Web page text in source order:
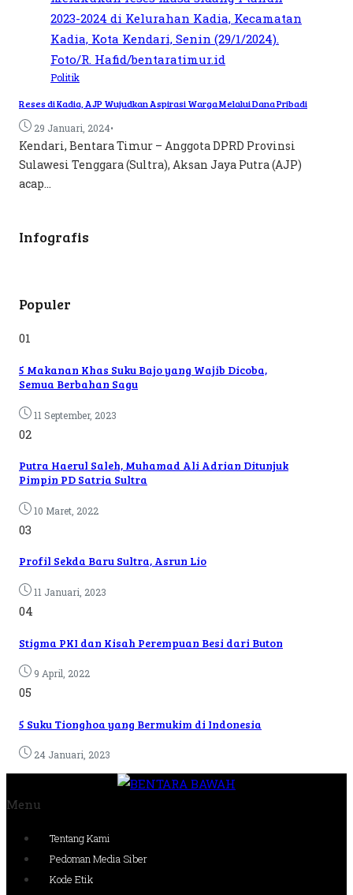
Politik
Reses di Kadia, AJP Wujudkan Aspirasi Warga Melalui Dana Pribadi
29 Januari, 2024•
Kendari, Bentara Timur – Anggota DPRD Provinsi
Sulawesi Tenggara (Sultra), Aksan Jaya Putra (AJP)
acap...
Infografis
Populer
01
5 Makanan Khas Suku Bajo yang Wajib Dicoba,
Semua Berbahan Sagu
11 September, 2023
02
Putra Haerul Saleh, Muhamad Ali Adrian Ditunjuk
Pimpin PD Satria Sultra
10 Maret, 2022
03
Profil Sekda Baru Sultra, Asrun Lio
11 Januari, 2023
04
Stigma PKI dan Kisah Perempuan Besi dari Buton
9 April, 2022
05
5 Suku Tionghoa yang Bermukim di Indonesia
24 Januari, 2023
Menu
Tentang Kami
Pedoman Media Siber
Kode Etik